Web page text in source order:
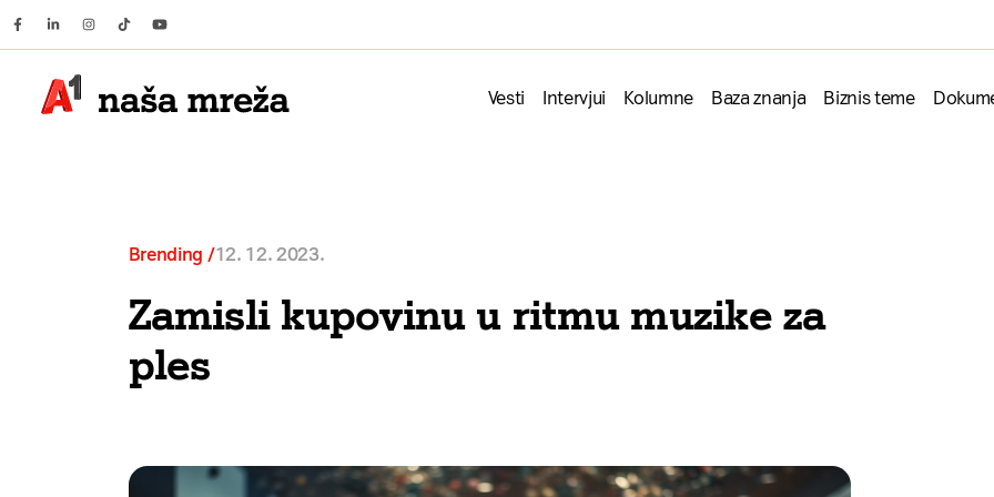
Facebook
LinkedinInstagram
TiktokYoutube
Vesti Intervjui Kolumne Baza znanja Biznis teme
Brending 12. 12. 2023.
Zamisli kupovinu u ritmu muzike za
ples